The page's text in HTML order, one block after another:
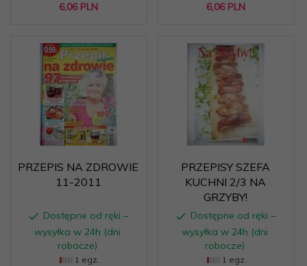
6,06 PLN 6,06 PLN
PRZEPIS NA ZDROWIE
11-2011
Dostępne od ręki –
wysyłka w 24h (dni
robocze)
1 egz.
PRZEPISY SZEFA
KUCHNI 2/3 NA
GRZYBY!
Dostępne od ręki –
wysyłka w 24h (dni
robocze)
1 egz.